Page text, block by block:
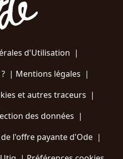
d'Utilisation |
| Mentions légales |
et autres traceurs |
des données |
l'offre payante d'Ode |